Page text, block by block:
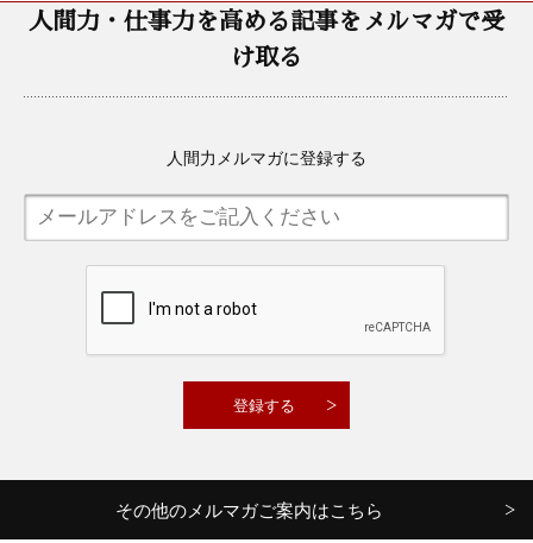
人間力・仕事力を高める記事をメルマガで受
け取る
人間力メルマガに登録する
その他のメルマガご案内はこちら